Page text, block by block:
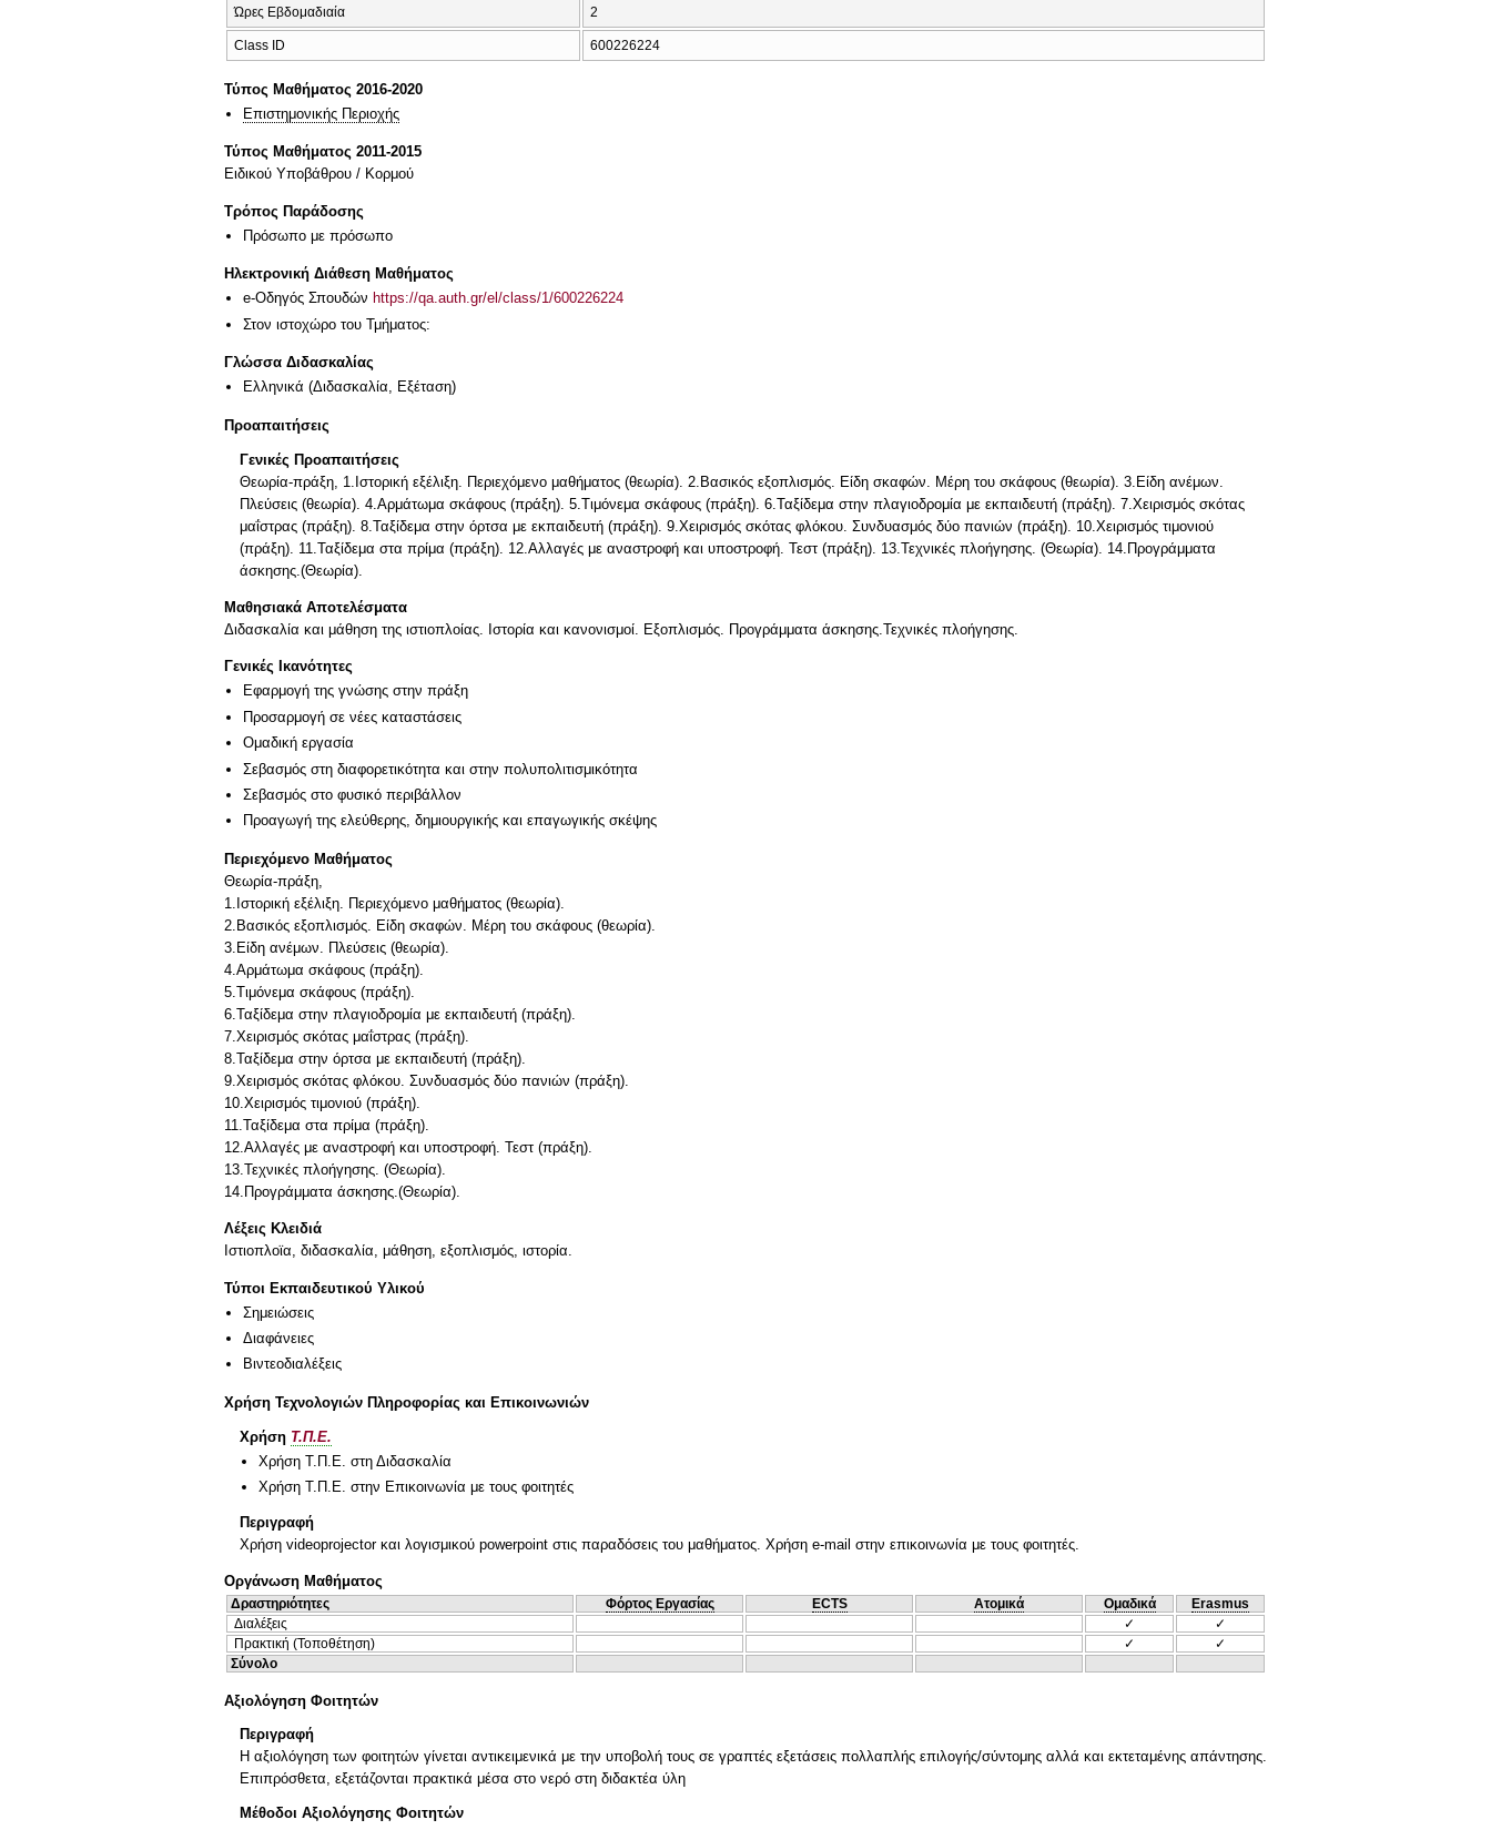
Ώρες Εβδομαδιαία 2
Class ID 600226224
Τύπος Μαθήματος 2016-2020
Επιστημονικής Περιοχής
Τύπος Μαθήματος 2011-2015
Ειδικού Υποβάθρου / Κορμού
Τρόπος Παράδοσης
Πρόσωπο με πρόσωπο
Ηλεκτρονική Διάθεση Μαθήματος
e-Οδηγός Σπουδών https://qa.auth.gr/el/class/1/600226224
Στον ιστοχώρο του Τμήματος:
Γλώσσα Διδασκαλίας
Ελληνικά (Διδασκαλία, Εξέταση)
Προαπαιτήσεις
Γενικές Προαπαιτήσεις
Θεωρία-πράξη, 1.Ιστορική εξέλιξη. Περιεχόμενο μαθήματος (θεωρία). 2.Βασικός εξοπλισμός. Είδη σκαφών. Μέρη του σκάφους (θεωρία). 3.Είδη ανέμων.
Πλεύσεις (θεωρία). 4.Αρμάτωμα σκάφους (πράξη). 5.Τιμόνεμα σκάφους (πράξη). 6.Ταξίδεμα στην πλαγιοδρομία με εκπαιδευτή (πράξη). 7.Χειρισμός σκότας
μαΐστρας (πράξη). 8.Ταξίδεμα στην όρτσα με εκπαιδευτή (πράξη). 9.Χειρισμός σκότας φλόκου. Συνδυασμός δύο πανιών (πράξη). 10.Χειρισμός τιμονιού
(πράξη). 11.Ταξίδεμα στα πρίμα (πράξη). 12.Αλλαγές με αναστροφή και υποστροφή. Τεστ (πράξη). 13.Τεχνικές πλοήγησης. (Θεωρία). 14.Προγράμματα
άσκησης.(Θεωρία).
Μαθησιακά Αποτελέσματα
Διδασκαλία και μάθηση της ιστιοπλοίας. Ιστορία και κανονισμοί. Εξοπλισμός. Προγράμματα άσκησης.Τεχνικές πλοήγησης.
Γενικές Ικανότητες
Εφαρμογή της γνώσης στην πράξη
Προσαρμογή σε νέες καταστάσεις
Ομαδική εργασία
Σεβασμός στη διαφορετικότητα και στην πολυπολιτισμικότητα
Σεβασμός στο φυσικό περιβάλλον
Προαγωγή της ελεύθερης, δημιουργικής και επαγωγικής σκέψης
Περιεχόμενο Μαθήματος
Θεωρία-πράξη,
1.Ιστορική εξέλιξη. Περιεχόμενο μαθήματος (θεωρία).
2.Βασικός εξοπλισμός. Είδη σκαφών. Μέρη του σκάφους (θεωρία).
3.Είδη ανέμων. Πλεύσεις (θεωρία).
4.Αρμάτωμα σκάφους (πράξη).
5.Τιμόνεμα σκάφους (πράξη).
6.Ταξίδεμα στην πλαγιοδρομία με εκπαιδευτή (πράξη).
7.Χειρισμός σκότας μαΐστρας (πράξη).
8.Ταξίδεμα στην όρτσα με εκπαιδευτή (πράξη).
9.Χειρισμός σκότας φλόκου. Συνδυασμός δύο πανιών (πράξη).
10.Χειρισμός τιμονιού (πράξη).
11.Ταξίδεμα στα πρίμα (πράξη).
12.Αλλαγές με αναστροφή και υποστροφή. Τεστ (πράξη).
13.Τεχνικές πλοήγησης. (Θεωρία).
14.Προγράμματα άσκησης.(Θεωρία).
Λέξεις Κλειδιά
Ιστιοπλοϊα, διδασκαλία, μάθηση, εξοπλισμός, ιστορία.
Τύποι Εκπαιδευτικού Υλικού
Σημειώσεις
Διαφάνειες
Βιντεοδιαλέξεις
Χρήση Τεχνολογιών Πληροφορίας και Επικοινωνιών
Χρήση Τ.Π.Ε.
Χρήση Τ.Π.Ε. στη Διδασκαλία
Χρήση Τ.Π.Ε. στην Επικοινωνία με τους φοιτητές
Περιγραφή
Χρήση videoprojector και λογισμικού powerpoint στις παραδόσεις του μαθήματος. Χρήση e-mail στην επικοινωνία με τους φοιτητές.
Οργάνωση Μαθήματος
Δραστηριότητες Φόρτος Εργασίας ECTS Ατομικά Ομαδικά
Erasmus
Διαλέξεις
✓
✓
Πρακτική (Τοποθέτηση)
✓
✓
Σύνολο
Αξιολόγηση Φοιτητών
Περιγραφή
Η αξιολόγηση των φοιτητών γίνεται αντικειμενικά με την υποβολή τους σε γραπτές εξετάσεις πολλαπλής επιλογής/σύντομης αλλά και εκτεταμένης απάντησης.
Επιπρόσθετα, εξετάζονται πρακτικά μέσα στο νερό στη διδακτέα ύλη
Μέθοδοι Αξιολόγησης Φοιτητών